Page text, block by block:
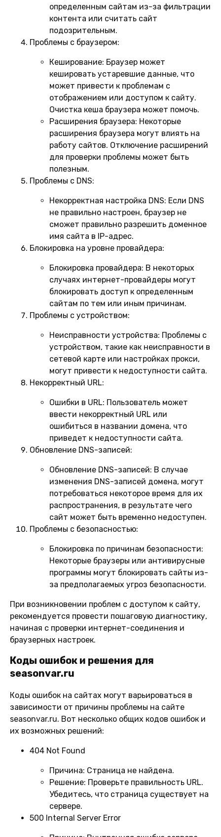
определенным сайтам из-за фильтрации
контента или считать сайт
подозрительным.
Проблемы с браузером:
Кеширование: Браузер может
кешировать устаревшие данные, что
может привести к проблемам с
отображением или доступом к сайту.
Очистка кеша браузера может помочь.
Расширения браузера: Некоторые
расширения браузера могут влиять на
работу сайтов. Отключение расширений
для проверки проблемы может быть
полезным.
Проблемы с DNS:
Некорректная настройка DNS: Если DNS
не правильно настроен, браузер не
сможет правильно разрешить доменное
имя сайта в IP-адрес.
Блокировка на уровне провайдера:
Блокировка провайдера: В некоторых
случаях интернет-провайдеры могут
блокировать доступ к определенным
сайтам по тем или иным причинам.
Проблемы с устройством:
Неисправности устройства: Проблемы с
устройством, такие как неисправности в
сетевой карте или настройках прокси,
могут привести к недоступности сайта.
Некорректный URL:
Ошибки в URL: Пользователь может
ввести некорректный URL или
ошибиться в названии домена, что
приведет к недоступности сайта.
Обновление DNS-записей:
Обновление DNS-записей: В случае
изменения DNS-записей домена, могут
потребоваться некоторое время для их
распространения, в результате чего
сайт может быть временно недоступен.
Проблемы с безопасностью:
Блокировка по причинам безопасности:
Некоторые браузеры или антивирусные
программы могут блокировать сайты из-
за предполагаемых угроз безопасности.
При возникновении проблем с доступом к сайту,
рекомендуется провести пошаговую диагностику,
начиная с проверки интернет-соединения и
браузерных настроек.
Коды ошибок и решения для
seasonvar.ru
Коды ошибок на сайтах могут варьироваться в
зависимости от причины проблемы на сайте
seasonvar.ru. Вот несколько общих кодов ошибок и
их возможных решений:
404 Not Found
Причина: Страница не найдена.
Решение: Проверьте правильность URL.
Убедитесь, что страница существует на
сервере.
500 Internal Server Error